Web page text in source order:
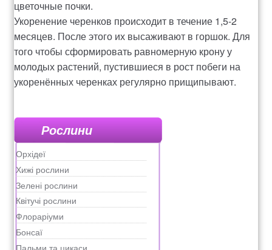
цветочные почки.
Укоренение черенков происходит в течение 1,5-2
месяцев. После этого их высаживают в горшок. Для
того чтобы сформировать равномерную крону у
молодых растений, пустившиеся в рост побеги на
укоренённых черенках регулярно прищипывают.
Рослини
Орхідеї
Хижі рослини
Зелені рослини
Квітучі рослини
Флораріуми
Бонсаї
Пальми та цикаси